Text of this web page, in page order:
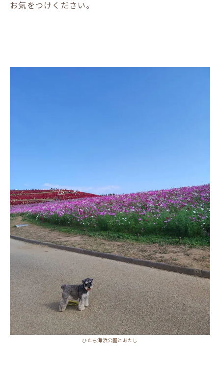
お気をつけください｡
ひたち海浜公園とあたし